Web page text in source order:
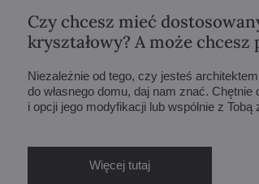
Czy chcesz mieć
kryształowy? A może
Niezależnie od tego, czy jesteś
do własnego domu, daj nam znać.
i opcji jego modyfikacji lub wspólnie z
Więcej tutaj